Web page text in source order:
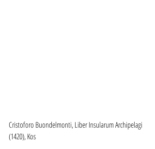
Cristoforo Buondelmonti, Liber Insularum Archipelagi
(1420), Kos